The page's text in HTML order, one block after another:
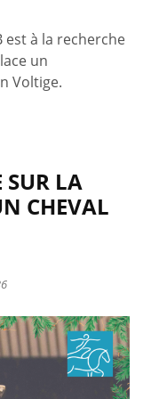
est à la recherche
un
Voltige.
LA
CHEVAL